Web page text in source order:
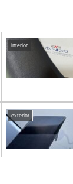
interior
exterior